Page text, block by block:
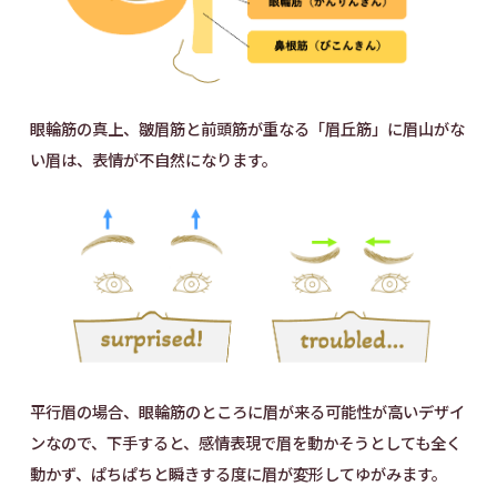
眼輪筋の真上、皺眉筋と前頭筋が重なる「眉丘筋」に眉山がな
い眉は、表情が不自然になります。
平行眉の場合、眼輪筋のところに眉が来る可能性が高いデザイ
ンなので、下手すると、感情表現で眉を動かそうとしても全く
動かず、ぱちぱちと瞬きする度に眉が変形してゆがみます。